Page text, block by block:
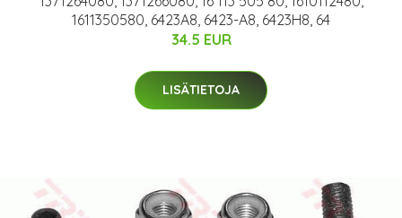
1611350580, 6423A8, 6423-A8, 6423H8, 64
34.5 EUR
LISÄTIETOJA